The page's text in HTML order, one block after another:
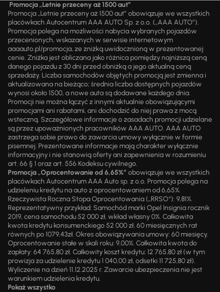
Promocja „Letnie przeceny aż 1500 aut”
Promocja „Letnie przeceny aż 1500 aut” obowiązuje we wszystkich
placówkach Autocentrum AAA AUTO Sp. z o.o. („AAA AUTO”).
Promocja polega na możliwości nabycia wybranych pojazdów
przecenionych, wskazanych w serwisie internetowym
aaaauto.pl/promocja, ze zniżką uwidocznioną w prezentowanej
cenie. Zniżka jest obliczana jako różnica pomiędzy najniższą ceną
danego pojazdu z 30 dni przed obniżką a jego aktualną ceną
sprzedaży. Liczba samochodów objętych promocją jest zmienna i
aktualizowana na bieżąco; średnia liczba dostępnych pojazdów
wynosi około 1500, a nowe auta są dodawane każdego dnia.
Promocji nie można łączyć z innymi aktualnie obowiązującymi
promocjami ani rabatami, ani dochodzić do niej prawa z mocą
wsteczną. Szczegółowe informacje o zasadach promocji udzielane
są przez upoważnionych pracowników AAA AUTO. AAA AUTO
zastrzega sobie prawo do zawarcia umowy wyłącznie w formie
pisemnej. Prezentowane informacje mają charakter wyłącznie
informacyjny i nie stanowią oferty ani zapewnienia w rozumieniu
art. 66 § 1 oraz art. 556 Kodeksu cywilnego.
Promocja „Oprocentowanie od 6,65%” obowiązuje we wszystkich
placówkach Autocentrum AAA Auto sp. z o.o. Promocja polega na
udzieleniu kredytu na auto z oprocentowaniem od 6,65%.
Rzeczywista Roczna Stopa Oprocentowania („RRSO“): 9,81%.
Reprezentatywny przykład: Samochód marki Opel Insignia rocznik
2019, cena samochodu 52 000 zł, wkład własny 0%. Całkowita
kwota kredytu konsumenckiego 52 000 zł, 60 miesięcznych rat
równych po 1079,43zł. Okres obowiązywania umowy: 60 miesięcy.
Oprocentowanie stałe w skali roku: 9,00%. Całkowita kwota do
zapłaty: 64 765,80 zł. Całkowity koszt kredytu: 12 765,80 zł (w tym
prowizja za udzielenie kredytu 1 040,00 zł, odsetki 11 725,80 zł).
Wyliczenie na dzień 11.12.2025 r. Zawarcie ubezpieczenia nie jest
warunkiem udzielenia kredytu.
Pokaż wszystko